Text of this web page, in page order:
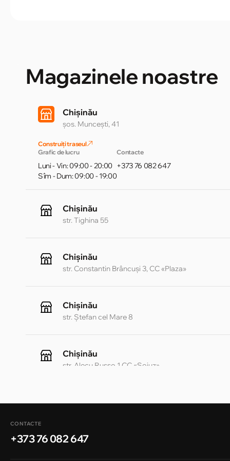
Magazinele noastre
Chișinău
șos. Muncești, 41
Construiți traseul
Grafic de lucru
Luni - Vin: 09:00 - 20:00
Sîm - Dum: 09:00 - 19:00
Contacte
+373 76 082 647
Chișinău
str. Tighina 55
Chișinău
str. Constantin Brâncuși 3, CC «Plaza»
Chișinău
str. Ștefan cel Mare 8
Chișinău
str. Alecu Russo 1 CC «Soiuz»
Chișinău
CONTACTE
+373 76 082 647